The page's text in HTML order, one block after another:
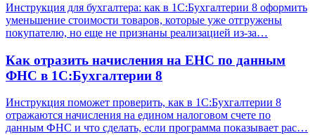
Инструкция для бухгалтера: как в 1С:Бухгалтерии 8 оформить
уменьшение стоимости товаров, которые уже отгружены
покупателю, но еще не признаны реализацией из-за…
Как отразить начисления на ЕНС по данным
ФНС в 1С:Бухгалтерии 8
Инструкция поможет проверить, как в 1С:Бухгалтерии 8
отражаются начисления на едином налоговом счете по
данным ФНС и что сделать, если программа показывает рас…